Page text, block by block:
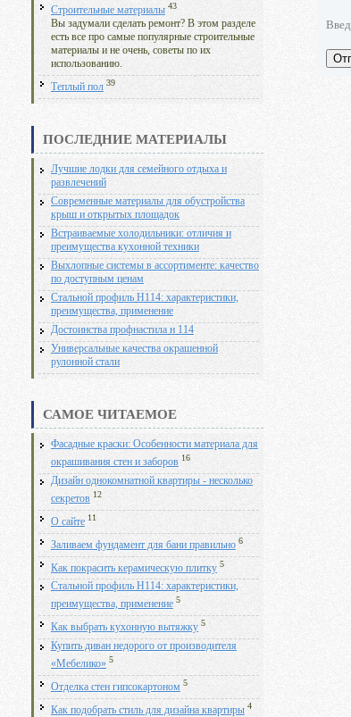
Строительные материалы 43
Вы задумали сделать ремонт? В этом разделе
есть все про самые популярные строительные
материалы и не очень, советы по их
использованию.
Теплый пол 39
ПОСЛЕДНИЕ МАТЕРИАЛЫ
Лучшие лодки для семейного отдыха и
развлечений
Современные материалы для обустройства
крыш и открытых площадок
Встраиваемые холодильники: отличия и
преимущества кухонной техники
Выхлопные системы в ассортименте: качество
по доступным ценам
Стальной профиль Н114: характеристики,
преимущества, применение
Достоинства профнастила н 114
Универсальные качества окрашенной
рулонной стали
САМОЕ ЧИТАЕМОЕ
Фасадные краски: Особенности материала для
окрашивания стен и заборов 16
Дизайн однокомнатной квартиры - несколько
секретов 12
О сайте 11
Заливаем фундамент для бани правильно 6
Как покрасить керамическую плитку 5
Стальной профиль Н114: характеристики,
преимущества, применение 5
Как выбрать кухонную вытяжку 5
Купить диван недорого от производителя
«Мебелико» 5
Отделка стен гипсокартоном 5
Как подобрать стиль для дизайна квартиры 4